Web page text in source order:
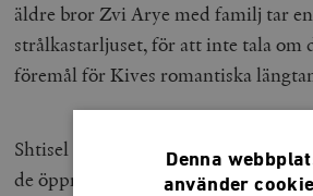
äldre bror Zvi Arye med familj tar
strålkastarljuset, för att inte tala om
föremål för Kives romantiska
Shtisel håller sig genomgående på
de öppna politiska konflikter som
Denna
använder